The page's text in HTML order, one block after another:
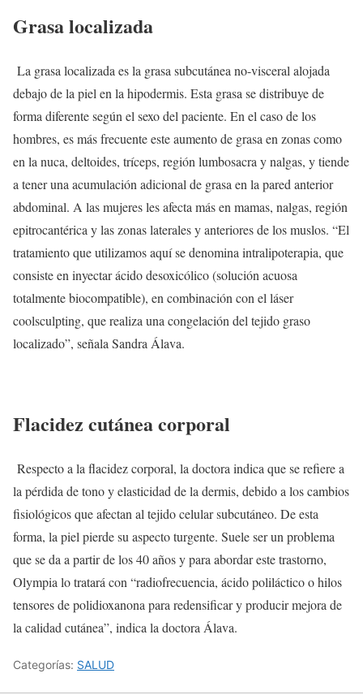
Grasa localizada
La grasa localizada es la grasa subcutánea no-visceral alojada
debajo de la piel en la hipodermis. Esta grasa se distribuye de
forma diferente según el sexo del paciente. En el caso de los
hombres, es más frecuente este aumento de grasa en zonas como
en la nuca, deltoides, tríceps, región lumbosacra y nalgas, y tiende
a tener una acumulación adicional de grasa en la pared anterior
abdominal. A las mujeres les afecta más en mamas, nalgas, región
epitrocantérica y las zonas laterales y anteriores de los muslos. “El
tratamiento que utilizamos aquí se denomina intralipoterapia, que
consiste en inyectar ácido desoxicólico (solución acuosa
totalmente biocompatible), en combinación con el láser
coolsculpting, que realiza una congelación del tejido graso
localizado”, señala Sandra Álava.
Flacidez cutánea corporal
Respecto a la flacidez corporal, la doctora indica que se refiere a
la pérdida de tono y elasticidad de la dermis, debido a los cambios
fisiológicos que afectan al tejido celular subcutáneo. De esta
forma, la piel pierde su aspecto turgente. Suele ser un problema
que se da a partir de los 40 años y para abordar este trastorno,
Olympia lo tratará con “radiofrecuencia, ácido poliláctico o hilos
tensores de polidioxanona para redensificar y producir mejora de
la calidad cutánea”, indica la doctora Álava.
Categorías: SALUD